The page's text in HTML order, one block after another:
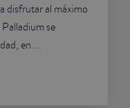
disfrutar al máximo
se
en ...